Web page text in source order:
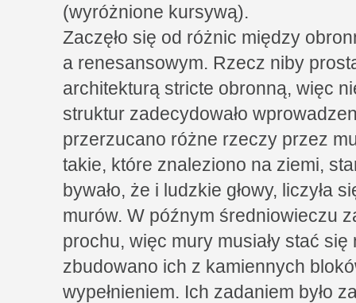
(wyróżnione kursywą).
Zaczęło się od różnic między
a renesansowym. Rzecz niby
architekturą stricte obronną, więc
struktur zadecydowało
przerzucano różne rzeczy przez
takie, które znaleziono na ziemi,
bywało, że i ludzkie głowy, liczyła
murów. W późnym średniowieczu
prochu, więc mury musiały stać
zbudowano ich z kamiennych
wypełnieniem. Ich zadaniem było